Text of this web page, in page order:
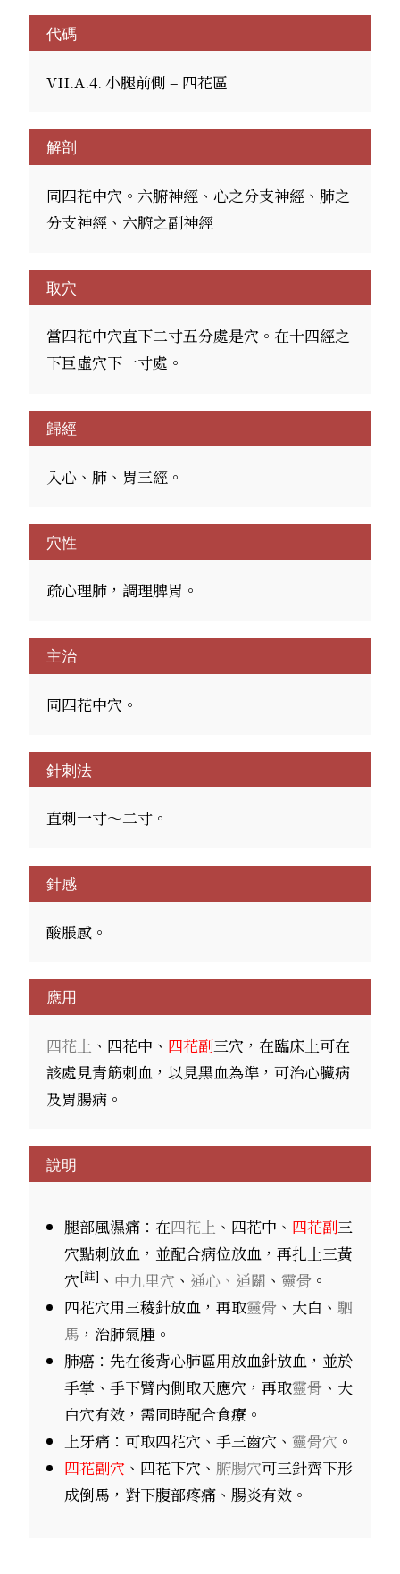
代碼
VII.A.4. 小腿前側 – 四花區
解剖
同四花中穴。六腑神經、心之分支神經、肺之
分支神經、六腑之副神經
取穴
當四花中穴直下二寸五分處是穴。在十四經之
下巨虛穴下一寸處。
歸經
入心、肺、胃三經。
穴性
疏心理肺，調理脾胃。
主治
同四花中穴。
針刺法
直刺一寸～二寸。
針感
酸脹感。
應用
四花上 、四花中、 四花副三穴，在臨床上可在
該處見青筋刺血，以見黑血為準，可治心臟病
及胃腸病。
說明
腿部風濕痛：在四花上 、四花中、 四花副三
穴點刺放血，並配合病位放血，再扎上三黃
穴[註] 、 中九里穴 、 通心、通關 、 靈骨。
四花穴用三稜針放血，再取靈骨、大白、 駟
馬 ，治肺氣腫。
肺癌：先在後背心肺區用放血針放血，並於
手掌、手下臂內側取天應穴，再取靈骨、大
白穴有效，需同時配合食療。
上牙痛：可取四花穴、手三齒穴、 靈骨穴 。
四花副穴 、四花下穴、 腑腸穴可三針齊下形
成倒馬，對下腹部疼痛、腸炎有效。